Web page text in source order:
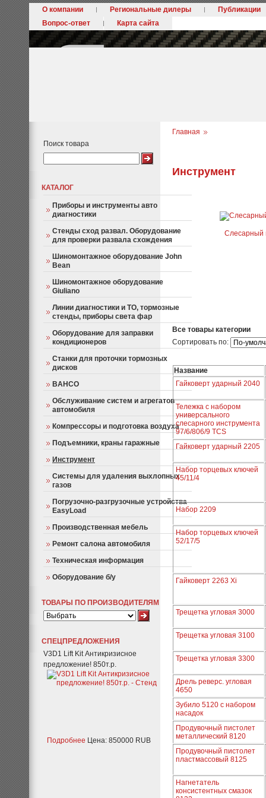
О компании Региональные дилеры
Публикации
Вопрос-ответ
Карта сайта
Поиск товара
КАТАЛОГ
Приборы и инструменты авто
диагностики
Стенды сход развал. Оборудование
для проверки развала схождения
Шиномонтажное оборудование John
Bean
Шиномонтажное оборудование
Giuliano
Линии диагностики и ТО, тормозные
стенды, приборы света фар
Оборудование для заправки
кондиционеров
Станки для проточки тормозных
дисков
BAHCO
Обслуживание систем и агрегатов
автомобиля
Компрессоры и подготовка воздуха
Подъемники, краны гаражные
Инструмент
Системы для удаления выхлопных
газов
Погрузочно-разгрузочные устройства
EasyLoad
Производственная мебель
Ремонт салона автомобиля
Техническая информация
Оборудование б/у
ТОВАРЫ ПО ПРОИЗВОДИТЕЛЯМ
СПЕЦПРЕДЛОЖЕНИЯ
V3D1 Lift Kit Антикризисное
предложение! 850т.р.
Подробнее Цена: 850000 RUB
Главная
Инструмент
Слесарный
Все товары категории
Сортировать по:
Название
Гайковерт ударный 2040
Тележка с набором
универсального
слесарного инструмента
97/6/806/9 TCS
Гайковерт ударный 2205
Набор торцевых ключей
45/11/4
Набор 2209
Набор торцевых ключей
52/17/5
Гайковерт 2263 Xi
Трещетка угловая 3000
Трещетка угловая 3100
Трещетка угловая 3300
Дрель реверс. угловая
4650
Зубило 5120 с набором
насадок
Продувочный пистолет
металлический 8120
Продувочный пистолет
пластмассовый 8125
Нагнетатель
консистентных смазок